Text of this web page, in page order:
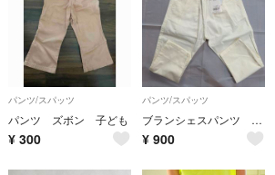
パンツ/スパッツ
パンツ ズボン 子ども
¥ 300
パンツ/スパッツ
ブランシェスパンツ 120cm
¥ 900